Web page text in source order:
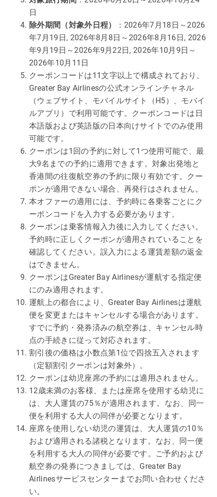
日
除外期間（対象外日程）
：2026年7月18日～2026
年7月19日, 2026年8月8日～2026年8月16日, 2026
年9月19日～2026年9月22日, 2026年10月9日～
2026年10月11日
クーポンコードは11文字以上で構成されており、
Greater Bay Airlinesの公式オンラインチャネル
（ウェブサイト、モバイルサイト（H5）、モバイ
ルアプリ）で利用可能です。クーポンコードは日
本語版および英語版の日本向けサイトでのみ使用
可能です。
クーポンは1回の予約に対して1つ使用可能で、最
大9名までの予約に適用できます。対象出発地と
香港間の往復航空券の予約に限り有効です。クー
ポンが適用できない場合、再発行はされません。
本オファーの適用には、予約時に各乗客ごとにク
ーポンコードを入力する必要があります。
クーポンは乗客情報入力後に入力してください。
予約時に正しくクーポンが適用されていることを
確認してください。誤入力による運賃差額の返金
はできません。
クーポンはGreater Bay Airlinesが運航する指定便
にのみ適用されます。
運航上の都合により、Greater Bay Airlinesは運航
便を変更またはキャンセルする場合があります。
すでに予約・発券済みの航空券は、キャンセル時
点の手続きに従って対応されます。
割引後の価格は小数点第1位で四捨五入されます
（定額割引クーポンは対象外）。
クーポンは幼児座席の予約には適用されません。
12歳未満のお客様、または座席を使用する幼児に
は、大人運賃の75％が適用されます。なお、同一
便を利用する大人の同伴が必要となります。
座席を使用しない幼児の運賃は、大人運賃の10％
および適用される諸税となります。なお、同一便
を利用する大人の同伴が必要です。ご予約および
航空券の発券につきましては、Greater Bay
Airlinesサービスセンターまでお問い合わせくださ
い。